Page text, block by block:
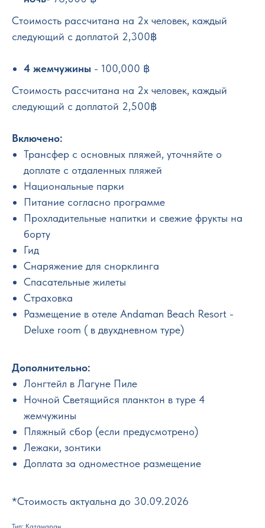
Стоимость рассчитана на 2х человек, каждый
следующий с доплатой 2,300฿
4 жемчужины - 100,000 ฿
Стоимость рассчитана на 2х человек, каждый
следующий с доплатой 2,500฿
Включено:
Трансфер с основных пляжей, уточняйте о
доплате с отдаленных пляжей
Национальные парки
Питание согласно программе
Прохладительные напитки и свежие фрукты на
борту
Гид
Снаряжение для снорклинга
Спасательные жилеты
Страховка
Размещение в отеле Andaman Beach Resort -
Deluxe room ( в двухдневном туре)
Дополнительно:
Лонгтейл в Лагуне Пиле
Ночной Светящийся планктон в туре 4
жемчужины
Пляжный сбор (если предусмотрено)
Лежаки, зонтики
Доплата за одноместное размещение
*Стоимость актуальна до 30.09.2026
Тип: Катамаран